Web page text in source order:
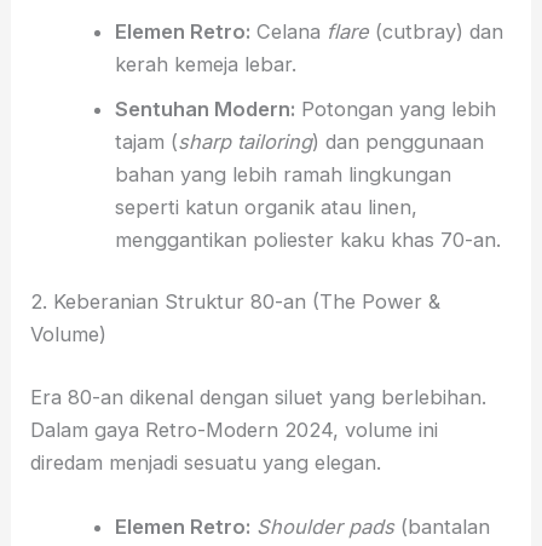
Elemen Retro: Celana flare(cutbray) dan
kerah kemeja lebar.
Sentuhan Modern: Potongan yang lebih
tajam (sharp tailoring) dan penggunaan
bahan yang lebih ramah lingkungan
seperti katun organik atau linen,
menggantikan poliester kaku khas 70-an.
2. Keberanian Struktur 80-an (The Power &
Volume)
Era 80-an dikenal dengan siluet yang berlebihan.
Dalam gaya Retro-Modern 2024, volume ini
diredam menjadi sesuatu yang elegan.
Elemen Retro: Shoulder pads(bantalan